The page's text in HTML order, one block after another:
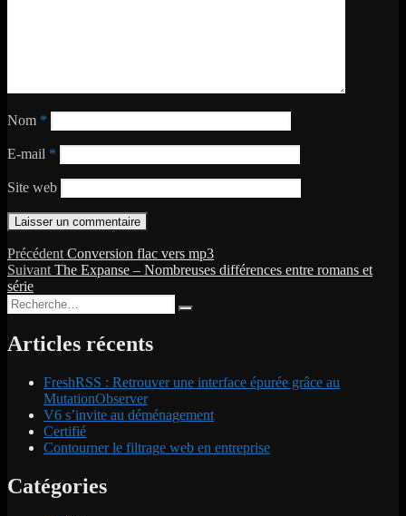
Nom *
E-mail *
Site web
Navigation
de
l’article
Précédent Publication
précédente :
Conversion flac vers mp3
Suivant Publication
The Expanse – Nombreuses différences entre romans et
série
Recherche
pour :
Articles récents
FreshRSS : Retrouver une interface épurée grâce au
MutationObserver
V6 s’invite au déménagement
Certifié
Contourner le filtrage web en entreprise
Catégories